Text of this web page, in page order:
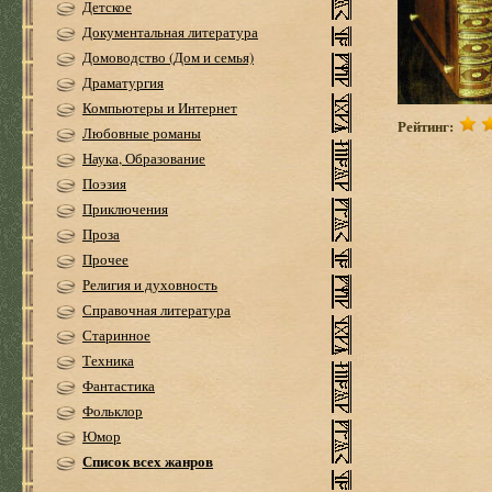
Детское
Документальная литература
Домоводство (Дом и семья)
Драматургия
Компьютеры и Интернет
Любовные романы
Наука, Образование
Поэзия
Приключения
Проза
Прочее
Религия и духовность
Справочная литература
Старинное
Техника
Фантастика
Фольклор
Юмор
Список всех жанров
Рейтинг: